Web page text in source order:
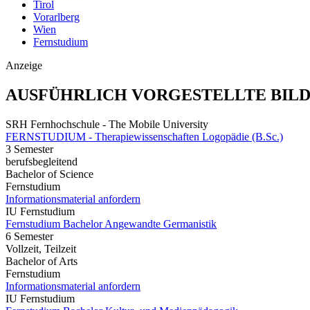
Tirol
Vorarlberg
Wien
Fernstudium
Anzeige
AUSFÜHRLICH VORGESTELLTE
SRH Fernhochschule - The Mobile University
FERNSTUDIUM - Therapiewissenschaften Logopädie (B.Sc.)
3 Semester
berufsbegleitend
Bachelor of Science
Fernstudium
Informationsmaterial anfordern
IU Fernstudium
Fernstudium Bachelor Angewandte Germanistik
6 Semester
Vollzeit, Teilzeit
Bachelor of Arts
Fernstudium
Informationsmaterial anfordern
IU Fernstudium